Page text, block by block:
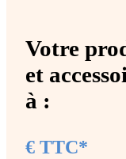
Votre
et
à :
€ TTC*